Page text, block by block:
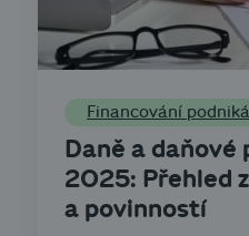
Financování
Daně a daňové
2025: Přehled
a povinností